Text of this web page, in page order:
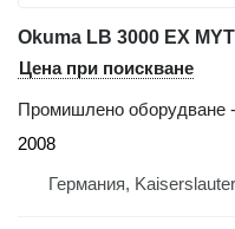
Okuma LB 3000 EX MYT
Цена при поискване
Промишлено оборудване -
2008
Германия,